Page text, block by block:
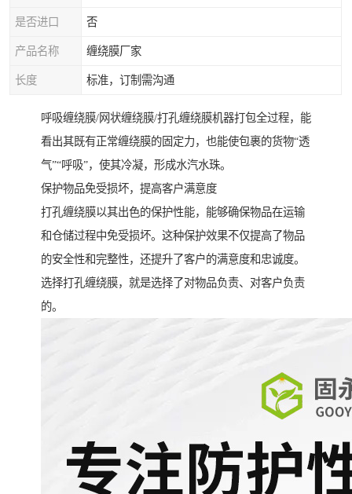
是否进口 否
产品名称 缠绕膜厂家
长度 标准，订制需沟通
呼吸缠绕膜/网状缠绕膜/打孔缠绕膜机器打包全过程，能
看出其既有正常缠绕膜的固定力，也能使包裹的货物“透
气”“呼吸”，使其冷凝，形成水汽水珠。
保护物品免受损坏，提高客户满意度
打孔缠绕膜以其出色的保护性能，能够确保物品在运输
和仓储过程中免受损坏。这种保护效果不仅提高了物品
的安全性和完整性，还提升了客户的满意度和忠诚度。
选择打孔缠绕膜，就是选择了对物品负责、对客户负责
的。